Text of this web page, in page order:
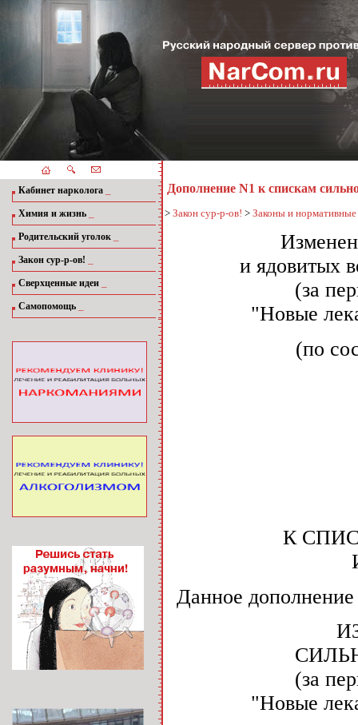
Кабинет нарколога
Химия и жизнь
Родительский уголок
Закон сур-р-ов!
Сверхценные идеи
Самопомощь
Дополнение N1 к спискам
> Закон сур-р-ов! > Законы и
и ядовитых
(за
"Новые
(по
К
Данное
(за
"Новые